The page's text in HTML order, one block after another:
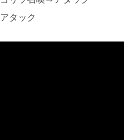
アタック